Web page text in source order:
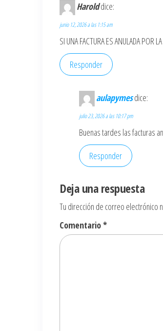
Harolddice:
junio 12, 2026 a las 1:15 am
SI UNA FACTURA ES ANULADA POR
Responder
aulapymesdice:
julio 23, 2026 a las 10:17 pm
Buenas tardes las facturas
Responder
Deja una respuesta
Tu dirección de correo electrónico
Comentario*